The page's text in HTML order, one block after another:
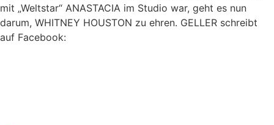
mit „Weltstar“ ANASTACIA im Studio war, geht es nun
darum, WHITNEY HOUSTON zu ehren. GELLER schreibt
auf Facebook: